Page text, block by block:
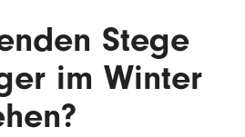
Stege
im Winter